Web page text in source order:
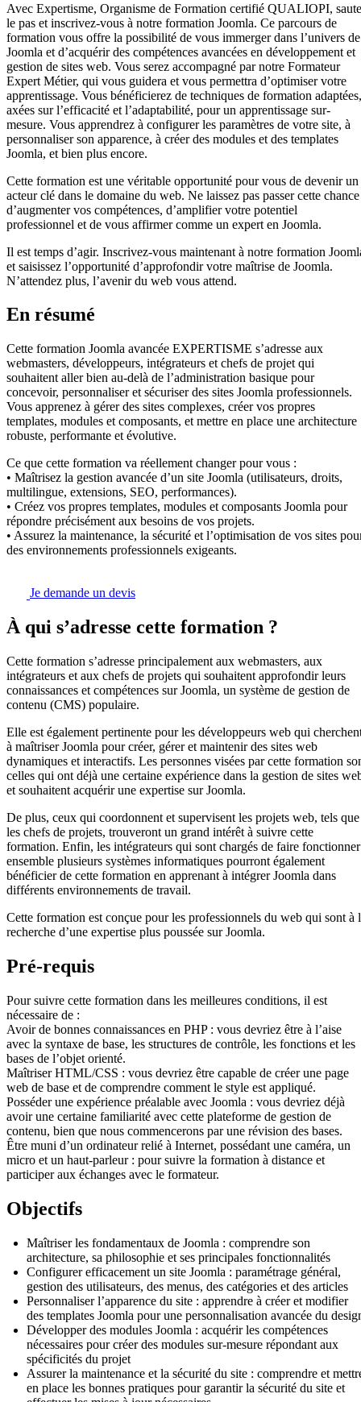
Avec Expertisme, Organisme de Formation certifié QUALIOPI,
le pas et inscrivez-vous à notre formation Joomla. Ce parcours de
formation vous offre la possibilité de vous immerger dans l’univers de
Joomla et d’acquérir des compétences avancées en développement et
gestion de sites web. Vous serez accompagné par notre Formateur
Expert Métier, qui vous guidera et vous permettra d’optimiser votre
apprentissage. Vous bénéficierez de techniques de formation adaptées,
axées sur l’efficacité et l’adaptabilité, pour un apprentissage sur-
mesure. Vous apprendrez à configurer les paramètres de votre site, à
personnaliser son apparence, à créer des modules et des templates
Joomla, et bien plus encore.
Cette formation est une véritable opportunité pour vous de devenir un
acteur clé dans le domaine du web. Ne laissez pas passer cette chance
d’augmenter vos compétences, d’amplifier votre potentiel
professionnel et de vous affirmer comme un expert en Joomla.
Il est temps d’agir. Inscrivez-vous maintenant à notre formation
et saisissez l’opportunité d’approfondir votre maîtrise de Joomla.
N’attendez plus, l’avenir du web vous attend.
En résumé
Cette formation Joomla avancée EXPERTISME s’adresse aux
webmasters, développeurs, intégrateurs et chefs de projet qui
souhaitent aller bien au-delà de l’administration basique pour
concevoir, personnaliser et sécuriser des sites Joomla professionnels.
Vous apprenez à gérer des sites complexes, créer vos propres
templates, modules et composants, et mettre en place une architecture
robuste, performante et évolutive.
Ce que cette formation va réellement changer pour vous :
• Maîtrisez la gestion avancée d’un site Joomla (utilisateurs, droits,
multilingue, extensions, SEO, performances).
• Créez vos propres templates, modules et composants Joomla pour
répondre précisément aux besoins de vos projets.
• Assurez la maintenance, la sécurité et l’optimisation de vos sites
des environnements professionnels exigeants.
Je demande un devis
À qui s’adresse cette formation ?
Cette formation s’adresse principalement aux webmasters, aux
intégrateurs et aux chefs de projets qui souhaitent approfondir leurs
connaissances et compétences sur Joomla, un système de gestion de
contenu (CMS) populaire.
Elle est également pertinente pour les développeurs web qui
à maîtriser Joomla pour créer, gérer et maintenir des sites web
dynamiques et interactifs. Les personnes visées par cette formation
celles qui ont déjà une certaine expérience dans la gestion de sites
et souhaitent acquérir une expertise sur Joomla.
De plus, ceux qui coordonnent et supervisent les projets web, tels que
les chefs de projets, trouveront un grand intérêt à suivre cette
formation. Enfin, les intégrateurs qui sont chargés de faire fonctionner
ensemble plusieurs systèmes informatiques pourront également
bénéficier de cette formation en apprenant à intégrer Joomla dans
différents environnements de travail.
Cette formation est conçue pour les professionnels du web qui sont à
recherche d’une expertise plus poussée sur Joomla.
Pré-requis
Pour suivre cette formation dans les meilleures conditions, il est
nécessaire de :
Avoir de bonnes connaissances en PHP : vous devriez être à l’aise
avec la syntaxe de base, les structures de contrôle, les fonctions et les
bases de l’objet orienté.
Maîtriser HTML/CSS : vous devriez être capable de créer une page
web de base et de comprendre comment le style est appliqué.
Posséder une expérience préalable avec Joomla : vous devriez déjà
avoir une certaine familiarité avec cette plateforme de gestion de
contenu, bien que nous commencerons par une révision des bases.
Être muni d’un ordinateur relié à Internet, possédant une caméra, un
micro et un haut-parleur : pour suivre la formation à distance et
participer aux échanges avec le formateur.
Objectifs
Maîtriser les fondamentaux de Joomla : comprendre son
architecture, sa philosophie et ses principales fonctionnalités
Configurer efficacement un site Joomla : paramétrage général,
gestion des utilisateurs, des menus, des catégories et des articles
Personnaliser l’apparence du site : apprendre à créer et modifier
des templates Joomla pour une personnalisation avancée du
Développer des modules Joomla : acquérir les compétences
nécessaires pour créer des modules sur-mesure répondant aux
spécificités du projet
Assurer la maintenance et la sécurité du site : comprendre et
en place les bonnes pratiques pour garantir la sécurité du site et